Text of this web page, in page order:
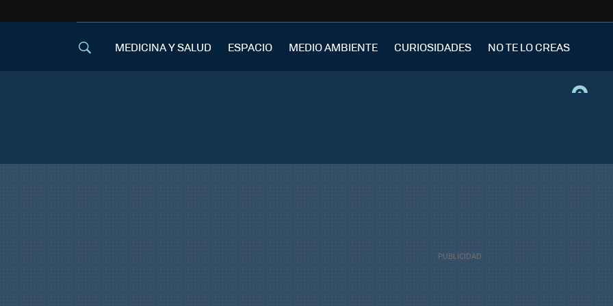
MEDICINA Y SALUD ESPACIO MEDIO AMBIENTE CURIOSIDADES NO TE LO CREAS